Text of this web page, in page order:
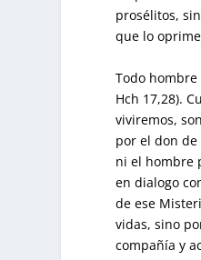
prosélitos,
que lo
Todo hombre
Hch 17,28).
viviremos,
por el don de
ni el hombre
en dialogo
de ese
vidas, sino
compañía y